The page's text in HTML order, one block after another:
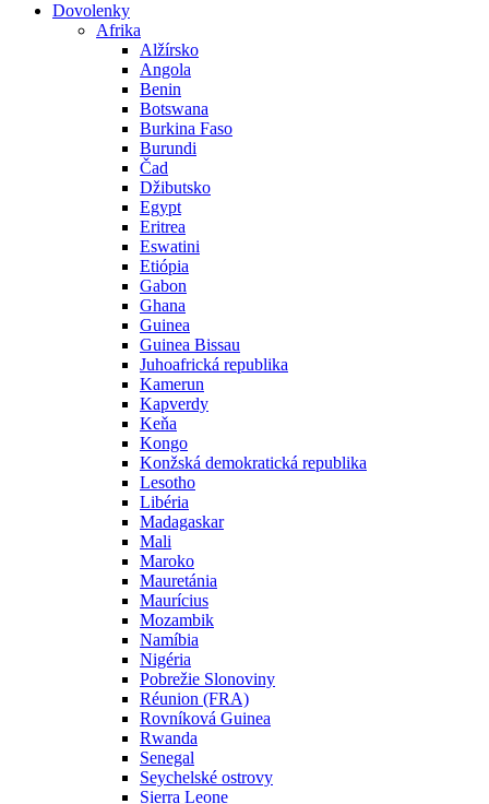
Dovolenky
Afrika
Alžírsko
Angola
Benin
Botswana
Burkina Faso
Burundi
Čad
Džibutsko
Egypt
Eritrea
Eswatini
Etiópia
Gabon
Ghana
Guinea
Guinea Bissau
Juhoafrická republika
Kamerun
Kapverdy
Keňa
Kongo
Konžská demokratická republika
Lesotho
Libéria
Madagaskar
Mali
Maroko
Mauretánia
Maurícius
Mozambik
Namíbia
Nigéria
Pobrežie Slonoviny
Réunion (FRA)
Rovníková Guinea
Rwanda
Senegal
Seychelské ostrovy
Sierra Leone